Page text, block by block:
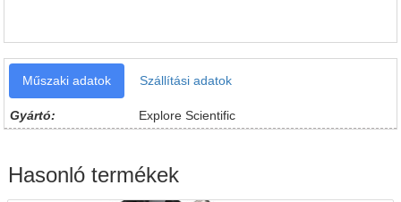
Műszaki adatok Szállítási adatok
Gyártó: Explore Scientific
Hasonló termékek